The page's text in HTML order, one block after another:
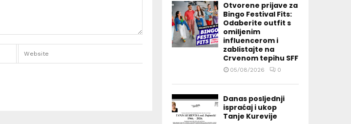
Otvorene prijave za
Bingo Festival Fits:
Odaberite outfit s
omiljenim
influencerom i
zablistajte na
Crvenom tepihu SFF
05/08/2026 0
Danas posljednji
ispraćaj i ukop
Tanje Kurevije